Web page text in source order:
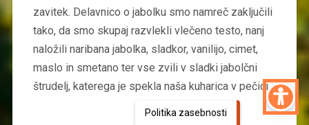
zavitek. Delavnico o jabolku smo namreč zaključili
tako, da smo skupaj razvlekli vlečeno testo, nanj
naložili naribana jabolka, sladkor, vanilijo, cimet,
maslo in smetano ter vse zvili v sladki jabolčni
štrudelj, katerega je spekla naša kuharica v pečici.
Politika zasebnosti